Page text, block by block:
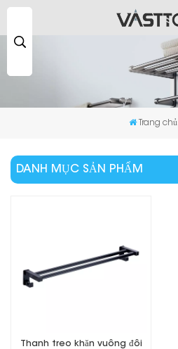
Trang chủ
DANH MỤC SẢN PHẨM
Thanh treo khăn vuông đôi